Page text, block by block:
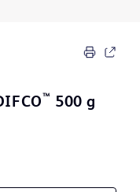
™ 500 g